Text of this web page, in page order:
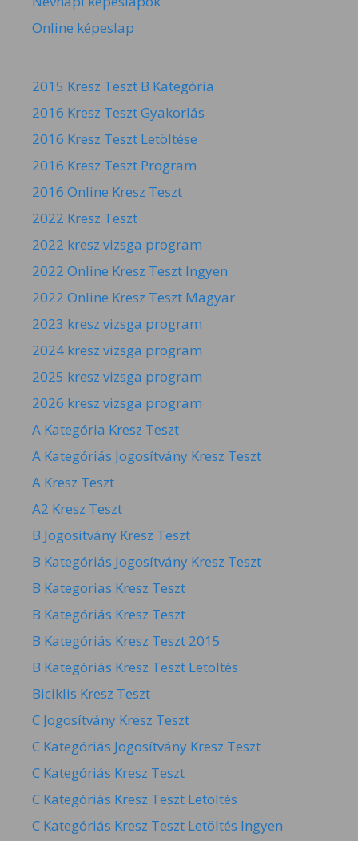
Online képeslap
2015 Kresz Teszt B Kategória
2016 Kresz Teszt Gyakorlás
2016 Kresz Teszt Letöltése
2016 Kresz Teszt Program
2016 Online Kresz Teszt
2022 Kresz Teszt
2022 kresz vizsga program
2022 Online Kresz Teszt Ingyen
2022 Online Kresz Teszt Magyar
2023 kresz vizsga program
2024 kresz vizsga program
2025 kresz vizsga program
2026 kresz vizsga program
A Kategória Kresz Teszt
A Kategóriás Jogosítvány Kresz Teszt
A Kresz Teszt
A2 Kresz Teszt
B Jogositvány Kresz Teszt
B Kategóriás Jogosítvány Kresz Teszt
B Kategorias Kresz Teszt
B Kategóriás Kresz Teszt
B Kategóriás Kresz Teszt 2015
B Kategóriás Kresz Teszt Letöltés
Biciklis Kresz Teszt
C Jogosítvány Kresz Teszt
C Kategóriás Jogosítvány Kresz Teszt
C Kategóriás Kresz Teszt
C Kategóriás Kresz Teszt Letöltés
C Kategóriás Kresz Teszt Letöltés Ingyen